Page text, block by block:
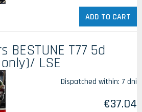
ADD TO CART
BESTUNE T77 5d
LSE
Dispatched within: 7 dni
€37.04